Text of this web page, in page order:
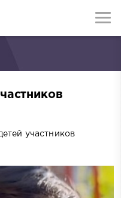
участников